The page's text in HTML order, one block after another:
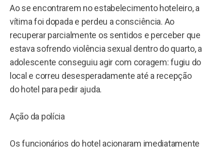
Ao se encontrarem no estabelecimento hoteleiro, a
vítima foi dopada e perdeu a consciência. Ao
recuperar parcialmente os sentidos e perceber que
estava sofrendo violência sexual dentro do quarto, a
adolescente conseguiu agir com coragem: fugiu do
local e correu desesperadamente até a recepção
do hotel para pedir ajuda.
Ação da polícia
Os funcionários do hotel acionaram imediatamente